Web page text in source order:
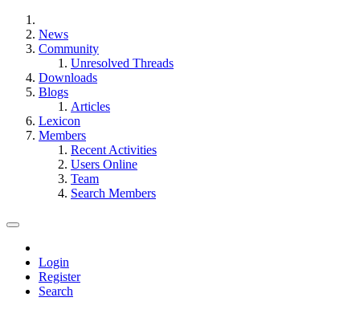
News
Community
Unresolved Threads
Downloads
Blogs
Articles
Lexicon
Members
Recent Activities
Users Online
Team
Search Members
Login
Register
Search